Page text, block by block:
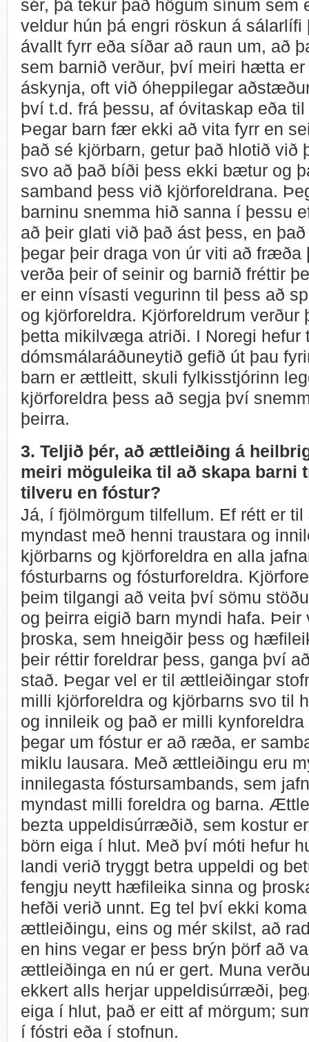
sér, þá tekur það högum sínum sem
veldur hún þá engri röskun á
ávallt fyrr eða síðar að raun um, að
sem barnið verður, því meiri hætta
áskynja, oft við óheppilegar
því t.d. frá þessu, af óvitaskap eða
Þegar barn fær ekki að vita fyrr en
það sé kjörbarn, getur það hlotið
svo að það bíði þess ekki bætur og
samband þess við kjörforeldrana.
barninu snemma hið sanna í þessu
að þeir glati við það ást þess, en
þegar þeir draga von úr viti að fræða
verða þeir of seinir og barnið fréttir
er einn vísasti vegurinn til þess að
og kjörforeldra. Kjörforeldrum verður
þetta mikilvæga atriði. I Noregi hefur
dómsmálaráðuneytið gefið út þau
barn er ættleitt, skuli fylkisstjórinn
kjörforeldra þess að segja því
þeirra.
3. Teljið þér, að ættleiðing á
meiri möguleika til að skapa barni
tilveru en fóstur?
Já, í fjölmörgum tilfellum. Ef rétt er
myndast með henni traustara og
kjörbarns og kjörforeldra en alla
fósturbarns og fósturforeldra.
þeim tilgangi að veita því sömu
og þeirra eigið barn myndi hafa.
þroska, sem hneigðir þess og
þeir réttir foreldrar þess, ganga því
stað. Þegar vel er til ættleiðingar
milli kjörforeldra og kjörbarns svo til
og innileik og það er milli
þegar um fóstur er að ræða, er
miklu lausara. Með ættleiðingu eru
innilegasta fóstursambands, sem
myndast milli foreldra og barna.
bezta uppeldisúrræðið, sem kostur
börn eiga í hlut. Með því móti hefur
landi verið tryggt betra uppeldi og
fengju neytt hæfileika sinna og
hefði verið unnt. Eg tel því ekki
ættleiðingu, eins og mér skilst, að
en hins vegar er þess brýn þörf að
ættleiðinga en nú er gert. Muna
ekkert alls herjar uppeldisúrræði,
eiga í hlut, það er eitt af mörgum;
í fóstri eða í stofnun.